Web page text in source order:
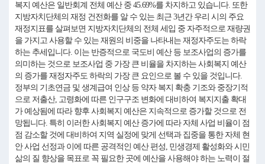
복지 예산은 일반회계 전체 예산 중 45.69%를 차지하고 있습니다. 또한
지방자치단체의 재정 건전화를 알 수 있는 최근 3년간 우리 시의 주요
재정지표를 살펴보면 지방자치단체의 전체 세입 중 자주적으로 재량권
을 가지고 사용할 수 있는 재원의 비중을 나타내는 재정자주도는 하락
하는 추세입니다. 이는 반증적으로 국도비 예산 등 보조사업의 증가를
의미하는 것으로 보조사업 중 가장 큰 비율을 차지하는 사회복지 예산
의 증가를 재정자주도 하락의 가장 큰 요인으로 볼 수 있을 것입니다.
정부의 기초연금 및 생계급여 인상 등 약자 복지 확충 기조와 중장기적
으로 저출산, 고령화에 따른 인구구조 변화에 대비하여 복지지출 확대
가 예상됨에 따라 향후 사회복지 예산은 지속적으로 증가할 것으로 전
망됩니다. 특히 이러한 사회복지 예산 증가에 따라 자체 사업 비율이 점
점 감소할 것에 대비하여 지역 실정에 맞게 선택과 집중을 통한 자체 현
안 사업 선정과 이에 따른 공격적인 예산 편성, 민생경제 활성화와 시민
삶의 질 향상을 목표로 꼭 필요한 곳에 예산을 사용해야 하는 노력이 절